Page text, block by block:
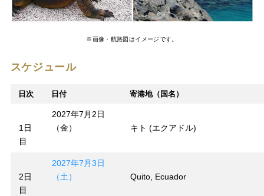
※画像・航路図はイメージです。
スケジュール
日次 日付 寄港地（国名）
1日
目
2027年7月2日
（金）
キト (エクアドル)
2日
目
2027年7月3日
（土）
Quito, Ecuador